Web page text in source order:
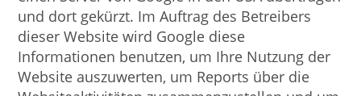
und dort gekürzt. Im Auftrag des Betreibers
dieser Website wird Google diese
Informationen benutzen, um Ihre Nutzung der
Website auszuwerten, um Reports über die